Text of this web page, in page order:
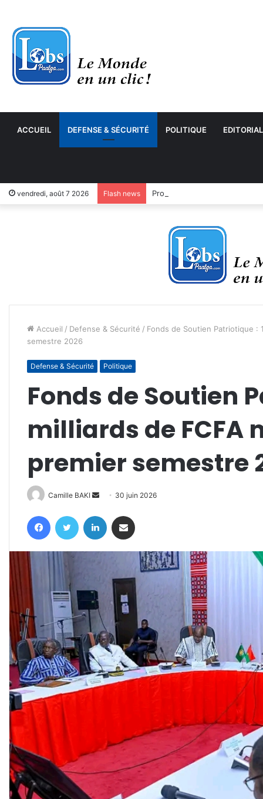
ACCUEIL DEFENSE & SÉCURITÉ POLITIQUE EDITORIAL
vendredi, août 7 2026 Flash news
Accueil / Defense & Sécurité / Fonds de Soutien Patriotique :
semestre 2026
Defense & Sécurité Politique
Fonds de Soutien
milliards de FCFA
premier semestre
Camille BAKI
Envoyer
courriel
30 juin 2026
FacebookTwitter Linkedin